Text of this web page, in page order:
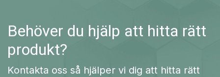
Behöver du hjälp att hitta rätt
produkt?
Kontakta oss så hjälper vi dig att hitta rätt